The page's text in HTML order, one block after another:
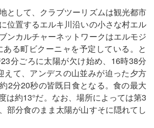
として、クラブツーリズムは観光都市
位置するエルキ川沿いの小さな村エル
ンカルチャーネットワークはエルモジ
ある町ビクーニャを予定している。と
分ごろに太陽が欠け始め、16時38分
えて、アンデスの山並みが迫った夕方
2分20秒の皆既日食となる。食の最大
は約13°だ。なお、場所によっては第3
部分食のまま太陽が山すそに隠れてし